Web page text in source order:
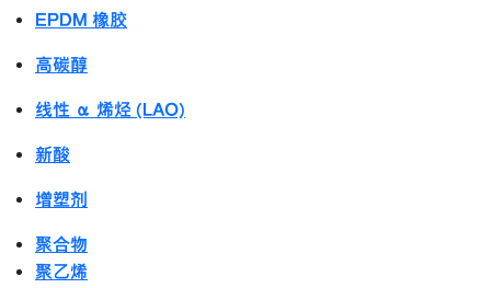
EPDM 橡胶
高碳醇
线性 α 烯烃 (LAO)
新酸
增塑剂
聚合物
聚乙烯